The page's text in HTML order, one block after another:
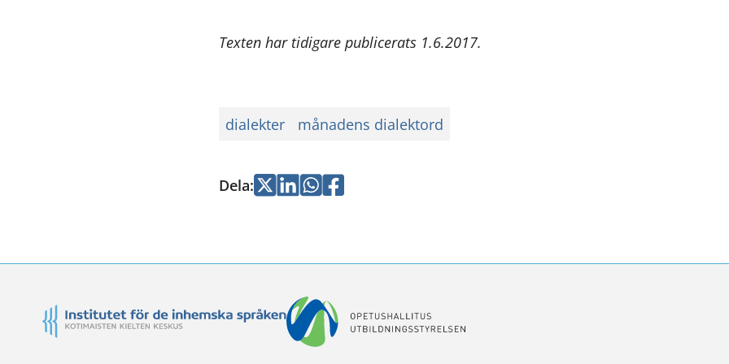
Texten har tidigare publicerats 1.6.2017.
dialekter månadens dialektord
Dela:Jaa Jaa Jaa Jaa